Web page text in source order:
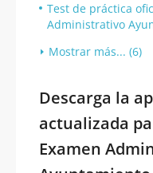
Test de práctica
Administrativo
Mostrar más... (6)
Descarga la
actualizada
Examen